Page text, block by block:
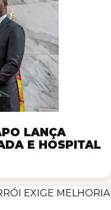
LANÇA
E HOSPITAL